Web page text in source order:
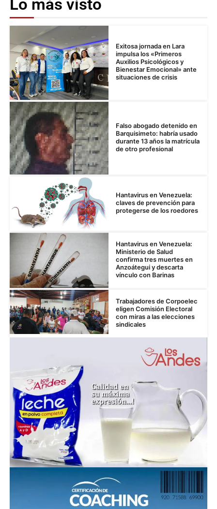
Lo más visto
Exitosa jornada en Lara
impulsa los «Primeros
Auxilios Psicológicos y
Bienestar Emocional» ante
situaciones de crisis
Falso abogado detenido en
Barquisimeto: habría usado
durante 13 años la matrícula
de otro profesional
Hantavirus en Venezuela:
claves de prevención para
protegerse de los roedores
Hantavirus en Venezuela:
Ministerio de Salud
confirma tres muertes en
Anzoátegui y descarta
vínculo con Barinas
Trabajadores de Corpoelec
eligen Comisión Electoral
con miras a las elecciones
sindicales